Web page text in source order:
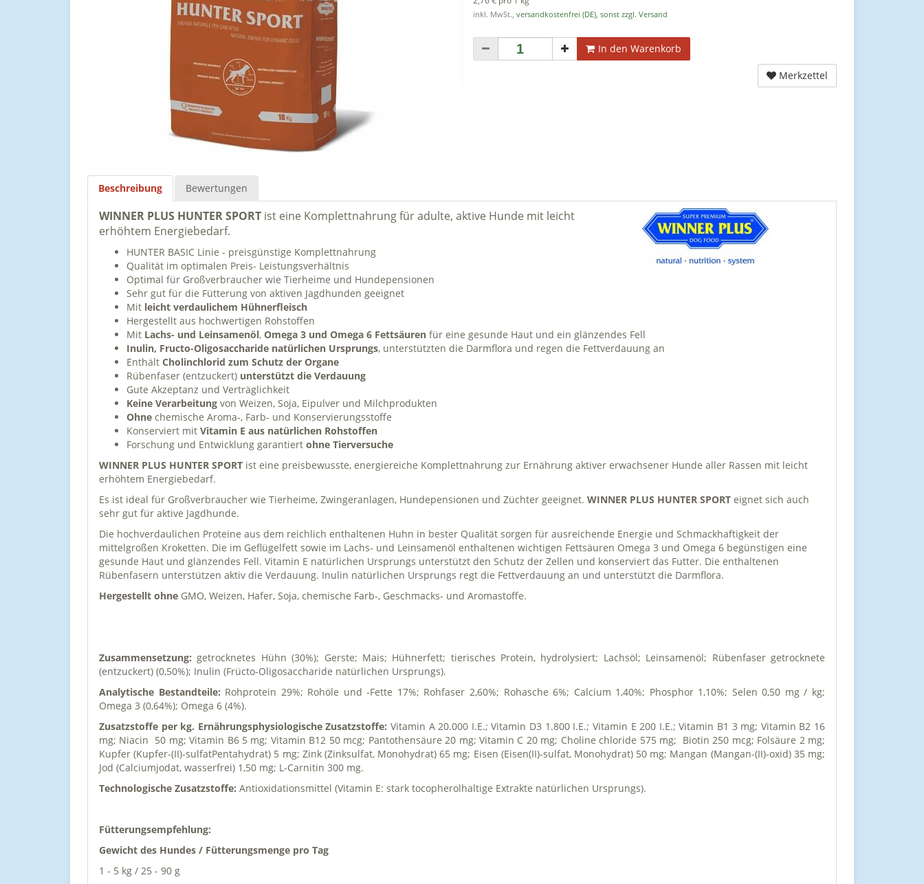
inkl. MwSt., versandkostenfrei (DE), sonst zzgl. Versand
In den Warenkorb
Merkzettel
Beschreibung Bewertungen
WINNER PLUS HUNTER SPORT ist eine Komplettnahrung für adulte, aktive Hunde mit leicht
erhöhtem Energiebedarf.
HUNTER BASIC Linie - preisgünstige Komplettnahrung
Qualität im optimalen Preis- Leistungsverhältnis
Optimal für Großverbraucher wie Tierheime und Hundepensionen
Sehr gut für die Fütterung von aktiven Jagdhunden geeignet
Mit leicht verdaulichem Hühnerfleisch
Hergestellt aus hochwertigen Rohstoffen
Mit Lachs- und Leinsamenöl, Omega 3 und Omega 6 Fettsäuren für eine gesunde Haut und ein glänzendes Fell
Inulin, Fructo-Oligosaccharide natürlichen Ursprungs, unterstützten die Darmflora und regen die Fettverdauung an
Enthält Cholinchlorid zum Schutz der Organe
Rübenfaser (entzuckert) unterstützt die Verdauung
Gute Akzeptanz und Verträglichkeit
Keine Verarbeitung von Weizen, Soja, Eipulver und Milchprodukten
Ohne chemische Aroma-, Farb- und Konservierungsstoffe
Konserviert mit Vitamin E aus natürlichen Rohstoffen
Forschung und Entwicklung garantiert ohne Tierversuche
WINNER PLUS HUNTER SPORT ist eine preisbewusste, energiereiche Komplettnahrung zur Ernährung aktiver erwachsener Hunde aller Rassen mit leicht
erhöhtem Energiebedarf.
Es ist ideal für Großverbraucher wie Tierheime, Zwingeranlagen, Hundepensionen und Züchter geeignet. WINNER PLUS HUNTER SPORT eignet sich auch
sehr gut für aktive Jagdhunde.
Die hochverdaulichen Proteine aus dem reichlich enthaltenen Huhn in bester Qualität sorgen für ausreichende Energie und Schmackhaftigkeit der
mittelgroßen Kroketten. Die im Geflügelfett sowie im Lachs- und Leinsamenöl enthaltenen wichtigen Fettsäuren Omega 3 und Omega 6 begünstigen eine
gesunde Haut und glänzendes Fell. Vitamin E natürlichen Ursprungs unterstützt den Schutz der Zellen und konserviert das Futter. Die enthaltenen
Rübenfasern unterstützen aktiv die Verdauung. Inulin natürlichen Ursprungs regt die Fettverdauung an und unterstützt die Darmflora.
Hergestellt ohne GMO, Weizen, Hafer, Soja, chemische Farb-, Geschmacks- und Aromastoffe.
Zusammensetzung: getrocknetes Hühn (30%); Gerste; Mais; Hühnerfett; tierisches Protein, hydrolysiert; Lachsöl; Leinsamenöl; Rübenfaser getrocknete
(entzuckert) (0,50%); Inulin (Frücto-Oligosaccharide natürlichen Ursprungs).
Analytische Bestandteile: Rohprotein 29%; Rohöle und -Fette 17%; Rohfaser 2,60%; Rohasche 6%; Calcium 1,40%; Phosphor 1,10%; Selen 0,50 mg / kg;
Omega 3 (0,64%); Omega 6 (4%).
Zusatzstoffe per kg. Ernährungsphysiologische Zusatzstoffe:Vitamin A 20.000 I.E.; Vitamin D3 1.800 I.E.; Vitamin E 200 I.E.; Vitamin B1 3 mg; Vitamin B2 16
mg; Niacin 50 mg; Vitamin B6 5 mg; Vitamin B12 50 mcg; Pantothensäure 20 mg; Vitamin C 20 mg; Choline chloride 575 mg; Biotin 250 mcg; Folsäure 2 mg;
Kupfer (Kupfer-(II)-sulfatPentahydrat) 5 mg; Zink (Zinksulfat, Monohydrat) 65 mg; Eisen (Eisen(II)-sulfat, Monohydrat) 50 mg; Mangan (Mangan-(II)-oxid) 35 mg;
Jod (Calciumjodat, wasserfrei) 1,50 mg; L-Carnitin 300 mg.
Technologische Zusatzstoffe: Antioxidationsmittel (Vitamin E: stark tocopherolhaltige Extrakte natürlichen Ursprungs).
Fütterungsempfehlung:
Gewicht des Hundes / Fütterungsmenge pro Tag
1 - 5 kg / 25 - 90 g